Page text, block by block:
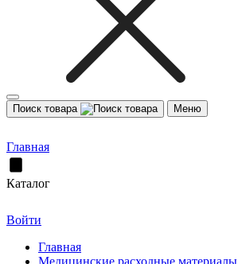
Поиск товара Меню
Главная
Каталог
Войти
Главная
Медицинские расходные материалы